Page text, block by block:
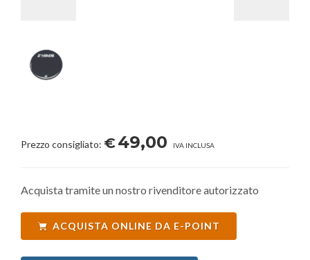
Prezzo consigliato: €49,00 IVA INCLUSA
Acquista tramite un nostro rivenditore autorizzato
ACQUISTA ONLINE DA E-POINT